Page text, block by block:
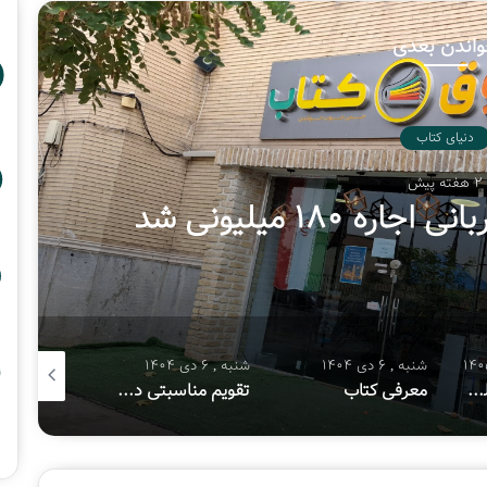
بعدی
دنیای کتاب
2 هفته پیش
۱۸۰ میلیونی شد
هفتمین پویش ملی «سفیر حسین(ع)»
شنبه , 6 دی 1404
معرفی کتاب
شنبه , 6 دی 1404
تقویم مناسبتی دی ماه ۱۴۰۴
شنبه , 8 آذر 1404
معرفی